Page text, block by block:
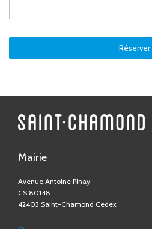
Réserver
Mairie
Avenue Antoine Pinay
CS 80148
42403 Saint-Chamond Cedex